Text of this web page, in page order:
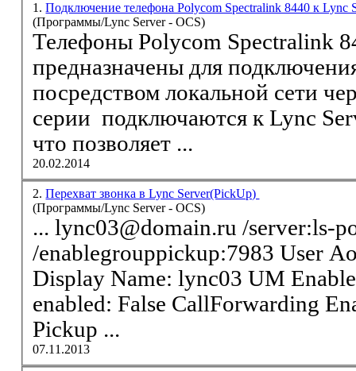
1.Подключение телефона Polycom Spectralink 8440 к Lync
(Программы/Lync Server - OCS)
Телефоны Polycom Spectralink
предназначены для
посредством локальной сети
серии подключаются к Lync
что позволяет ...
20.02.2014
2.Перехват звонка в Lync Server(PickUp)
(Программы/Lync Server - OCS)
... lync03@domain.ru /server:ls-
/enablegrouppickup:7983 User
Display Name: lync03 UM
enabled: False CallForwarding
Pickup ...
07.11.2013